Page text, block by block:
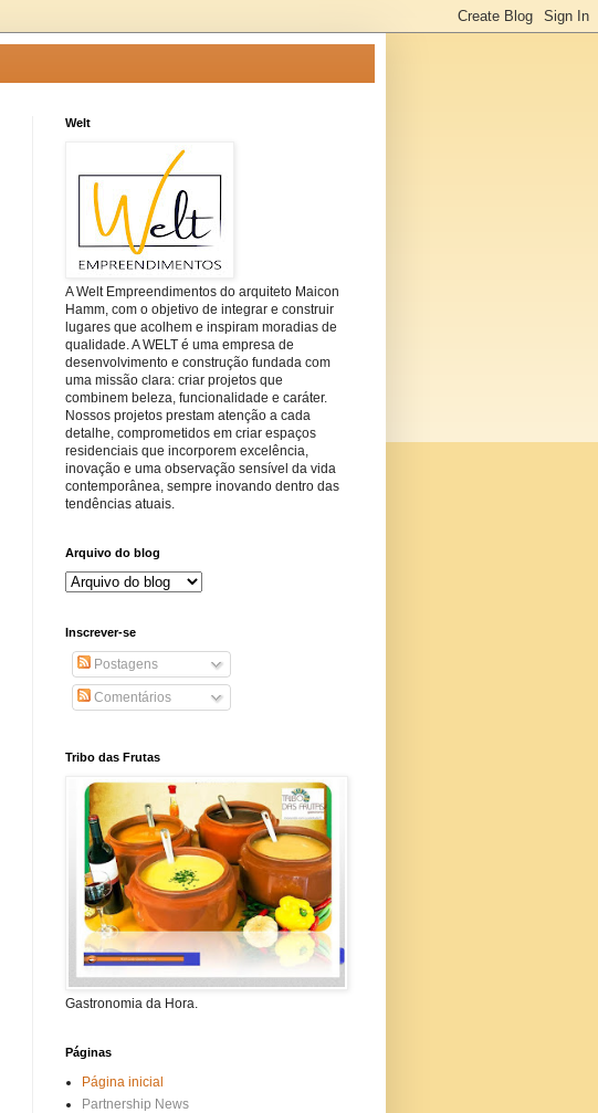
Welt
A Welt Empreendimentos do arquiteto Maicon
Hamm, com o objetivo de integrar e construir
lugares que acolhem e inspiram moradias de
qualidade. A WELT é uma empresa de
desenvolvimento e construção fundada com
uma missão clara: criar projetos que
combinem beleza, funcionalidade e caráter.
Nossos projetos prestam atenção a cada
detalhe, comprometidos em criar espaços
residenciais que incorporem excelência,
inovação e uma observação sensível da vida
contemporânea, sempre inovando dentro das
tendências atuais.
Arquivo do blog
Inscrever-se
Postagens
Comentários
Tribo das Frutas
Gastronomia da Hora.
Páginas
Página inicial
Partnership News